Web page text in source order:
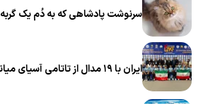
سرنوشت پادشاهی که به دُم یک گربه
ایران با ۱۹ مدال از تاتامی آسیای میانه پایین آمد